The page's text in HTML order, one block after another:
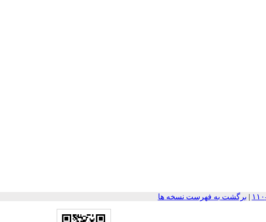
| برگشت به فهرست نسخه ها